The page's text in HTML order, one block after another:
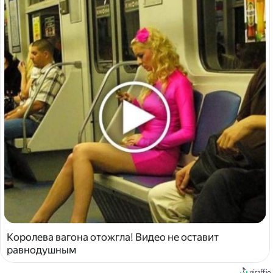
Королева вагона отожгла! Видео не оставит
равнодушным